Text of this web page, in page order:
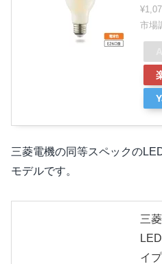
市場
三菱電機の同等スペックの
モデルです。
三
イ